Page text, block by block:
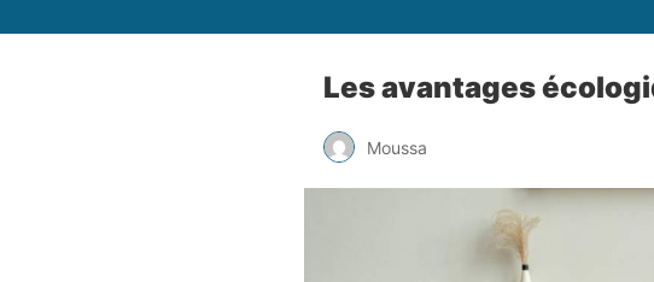
Les avantages
Moussa